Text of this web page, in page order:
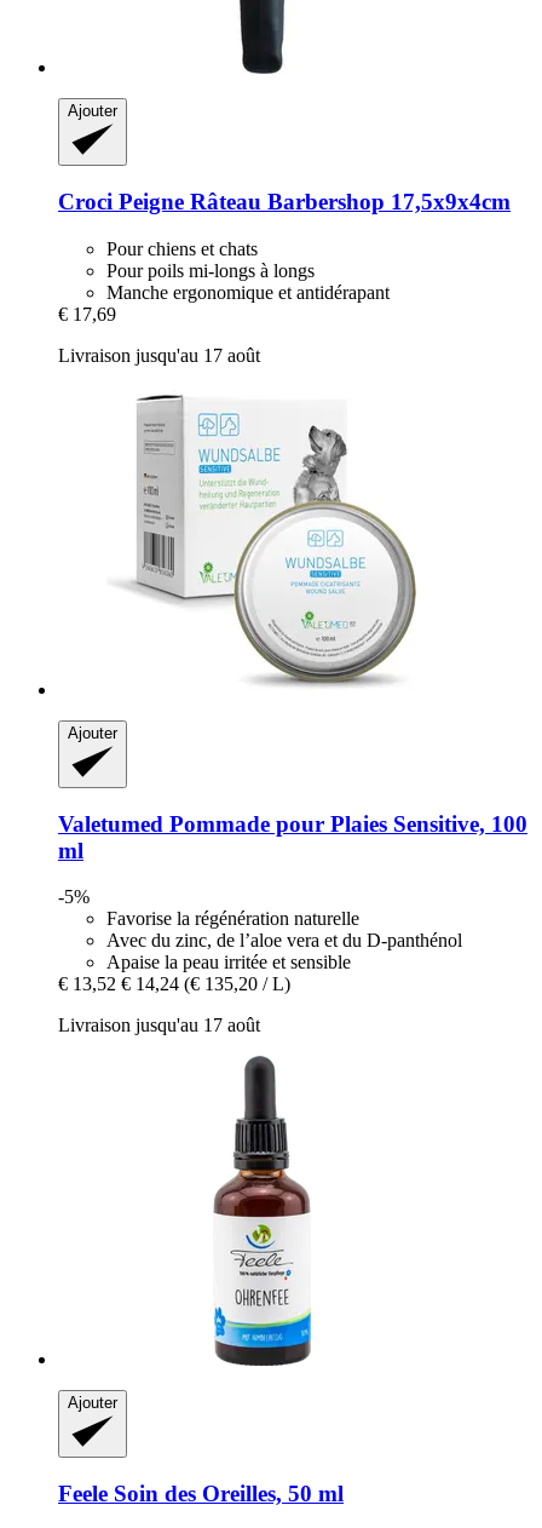
Ajouter
Croci Peigne Râteau Barbershop 17,5x9x4cm
Pour chiens et chats
Pour poils mi-longs à longs
Manche ergonomique et antidérapant
€ 17,69
Livraison jusqu'au 17 août
Ajouter
Valetumed Pommade pour Plaies Sensitive, 100
ml
-5%
Favorise la régénération naturelle
Avec du zinc, de l’aloe vera et du D-panthénol
Apaise la peau irritée et sensible
€ 13,52 € 14,24 (€ 135,20 / L)
Livraison jusqu'au 17 août
Ajouter
Feele Soin des Oreilles, 50 ml